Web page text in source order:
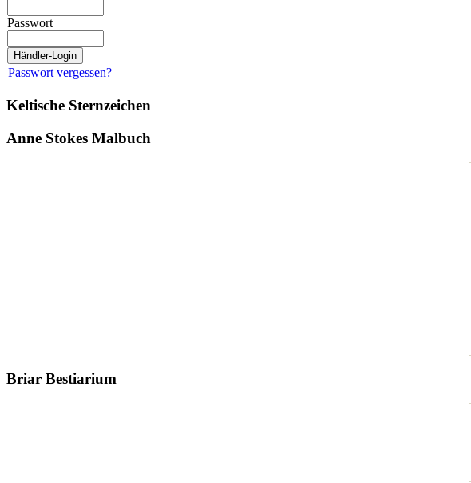
Passwort
Passwort vergessen?
Keltische Sternzeichen
Anne Stokes Malbuch
Briar Bestiarium